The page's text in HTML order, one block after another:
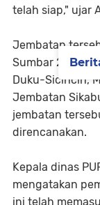
telah siap," ujar
Jembatan
Sumbar 2020
Duku-Sicincin,
Jembatan
jembatan
direncanakan.
Kepala dinas
mengatakan
ini telah